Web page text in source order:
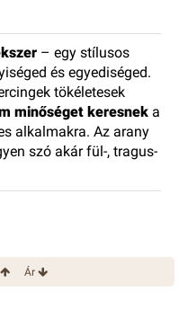
– egy stílusos
és egyediséged.
tökéletesek
minőséget keresnek a
alkalmakra. Az arany
szó akárfül-, tragus-
Ár